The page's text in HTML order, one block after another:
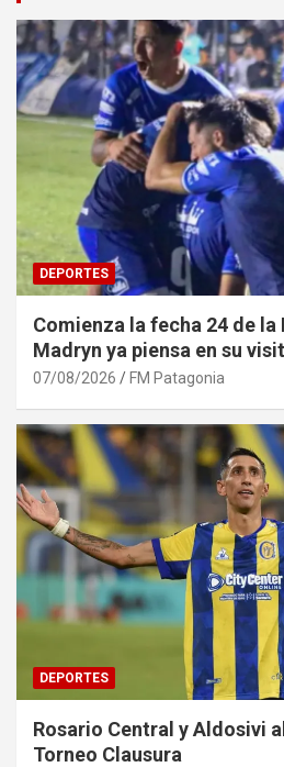
DEPORTES
Comienza la fecha 24 de
Madryn ya piensa en su
07/08/2026 FM Patagonia
DEPORTES
Rosario Central y Aldosivi
Torneo Clausura